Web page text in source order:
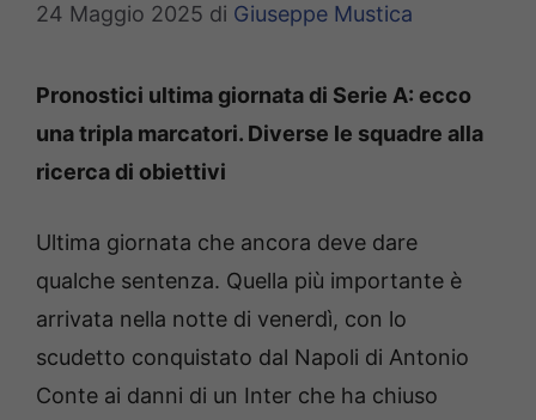
24 Maggio 2025 di Giuseppe Mustica
Pronostici ultima giornata di Serie A: ecco
una tripla marcatori. Diverse le squadre alla
ricerca di obiettivi
Ultima giornata che ancora deve dare
qualche sentenza. Quella più importante è
arrivata nella notte di venerdì, con lo
scudetto conquistato dal Napoli di Antonio
Conte ai danni di un Inter che ha chiuso